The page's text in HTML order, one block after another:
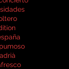
fresco